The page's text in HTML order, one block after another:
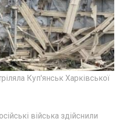
Куп'янськ Харківської
війська здійснили